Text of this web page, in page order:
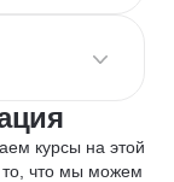
курсы на этой
что мы можем